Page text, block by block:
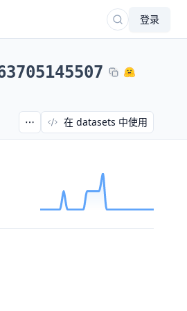
登录
在 datasets 中使用